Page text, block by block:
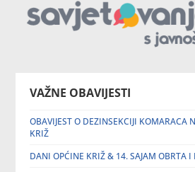
VAŽNE OBAVIJESTI
OBAVIJEST O DEZINSEKCIJI KOMARACA
KRIŽ
DANI OPĆINE KRIŽ & 14. SAJAM OBRTA I